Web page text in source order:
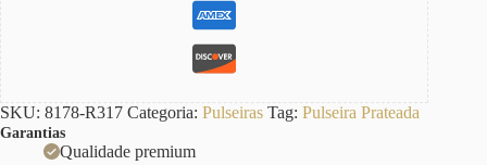
SKU: 8178-R317 Categoria: Pulseiras Tag: Pulseira Prateada
Garantias
Qualidade premium